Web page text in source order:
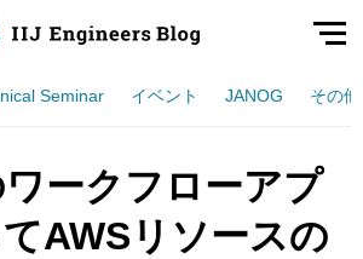
Seminar イベント JANOG その他
ークフローアプ
AWSリソースの